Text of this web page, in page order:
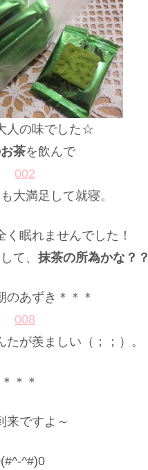
人の味でした☆
茶を飲んで
大満足して就寝。
く眠れませんでした！
て、 抹茶の所為かな？？
のあずき＊＊＊
が羨ましい（；；）。
＊＊＊
来ですよ～
^#)0